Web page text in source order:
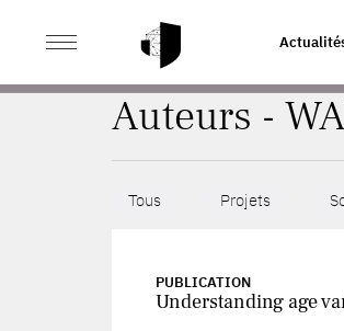
ACCUEIL
Auteurs -
Tous Projets
PUBLICATION
Understanding age